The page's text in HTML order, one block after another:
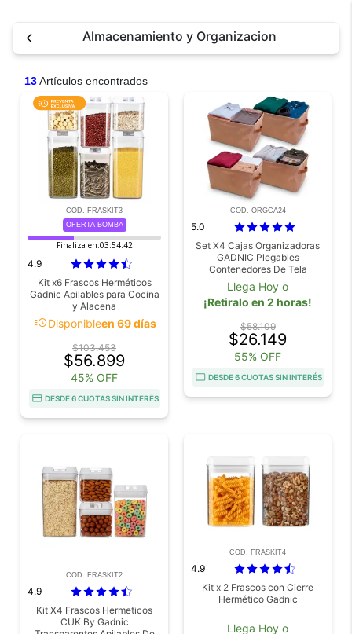
Almacenamiento y Organizacion
13Artículos encontrados
COD. FRASKIT3
OFERTA BOMBA
Finaliza en:03:54:42
4.9
Kit x6 Frascos Herméticos
Gadnic Apilables para Cocina
y Alacena
acuteDisponibleen 69 días
$103.453
$56.899
45% OFF
DESDE 6 CUOTAS SIN INTERÉS
COD. ORGCA24
5.0
Set X4 Cajas Organizadoras
GADNIC Plegables
Contenedores De Tela
Multiuso
Llega Hoy o
¡Retiralo en 2 horas!
$58.109
$26.149
55% OFF
DESDE 6 CUOTAS SIN INTERÉS
COD. FRASKIT2
4.9
Kit X4 Frascos Hermeticos
CUK By Gadnic
COD. FRASKIT4
4.9
Kit x 2 Frascos con Cierre
Hermético Gadnic
Llega Hoy o